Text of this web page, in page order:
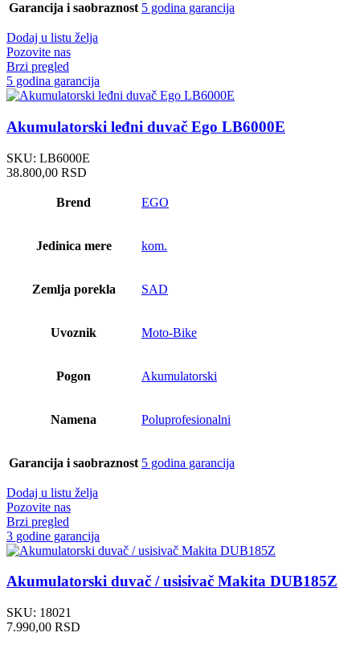
Garancija i saobraznost 5 godina garancija
Dodaj u listu želja
Pozovite nas
Brzi pregled
5 godina garancija
Akumulatorski leđni duvač Ego LB6000E
SKU: LB6000E
38.800,00 RSD
Brend EGO
Jedinica mere kom.
Zemlja porekla SAD
Uvoznik Moto-Bike
Pogon Akumulatorski
Namena Poluprofesionalni
Garancija i saobraznost 5 godina garancija
Dodaj u listu želja
Pozovite nas
Brzi pregled
3 godine garancija
Akumulatorski duvač / usisivač Makita DUB185Z
SKU: 18021
7.990,00 RSD